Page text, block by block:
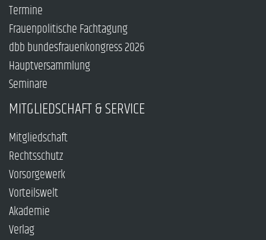
Termine
Frauenpolitische Fachtagung
dbb bundesfrauenkongress 2026
Hauptversammlung
Seminare
MITGLIEDSCHAFT & SERVICE
Mitgliedschaft
Rechtsschutz
Vorsorgewerk
Vorteilswelt
Akademie
Verlag